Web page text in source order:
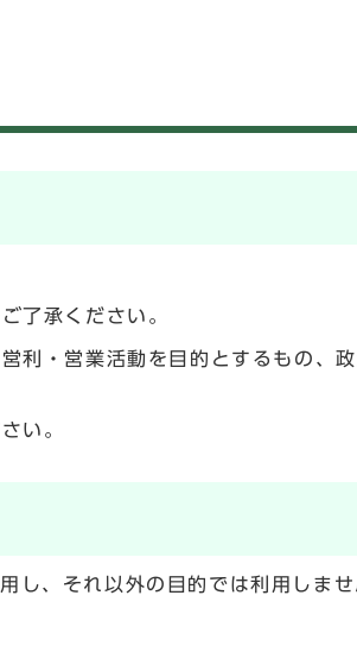
了承ください。
利・営業活動を目的とするもの、
い。
し、それ以外の目的では利用しませ